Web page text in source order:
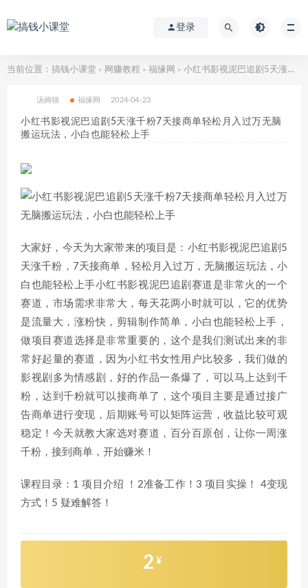
登录
当前位置： 搞钱小课堂 > 网赚教程 > 福缘网 > 小红书影视泥巴追剧5天涨千粉7天接商单轻松月入过万无脑搬运玩法，小白也能轻松上手
汤姆猫 福缘网 2024-04-23
小红书影视泥巴追剧5天涨千粉7天接商单轻松月入过万无脑
搬运玩法，小白也能轻松上手
大家好，今天为大家带来的项目是：小红书影视泥巴追剧5
天涨千粉，7天接商单，轻松月入过万，无脑搬运玩法，小
白也能轻松上手小红书影视泥巴追剧赛道是非常火的一个
赛道，市场需求非常大，每天花两小时就可以，它的优势
是流量大，涨粉快，剪辑制作简单，小白也能轻松上手，
做项目赛道选择是非常重要的，这个是我们测试出来的非
常好起量的赛道，因为小红书女性用户比较多，我们做的
影视剧多为情感剧，好的作品一条爆了，可以马上达到千
粉，达到千粉就可以接商单了，这个项目主要是通过接广
告商单进行变现，后期账号可以矩阵运营，收益比较可观
稳定！今天就教大家选对赛道，百分百原创，让你一周涨
千粉，接到商单，开始赚米！
课程目录：1 项目介绍 ！2准备工作！3 项目实操！ 4变现
方式！5 疑难解答！
2 ¥